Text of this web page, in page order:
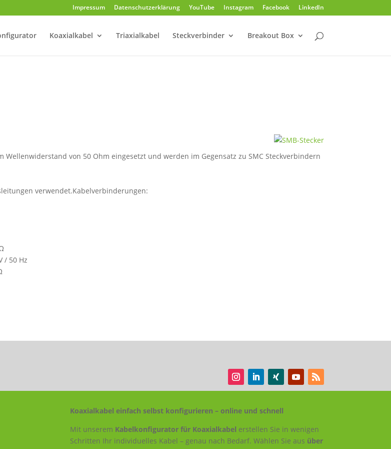
Impressum Datenschutzerklärung YouTube Instagram Facebook LinkedIn
Koaxialkabel Triaxialkabel Steckverbinder Breakout Box
von 50 Ohm eingesetzt und werden im Gegensatz zu SMC Steckverbindern
verwendet.Kabelverbinderungen:
Hz
Koaxialkabel einfach selbst konfigurieren – online und schnell
Mit unserem Kabelkonfigurator für Koaxialkabel erstellen Sie in wenigen
Schritten Ihr individuelles Kabel – genau nach Bedarf. Wählen Sie aus über